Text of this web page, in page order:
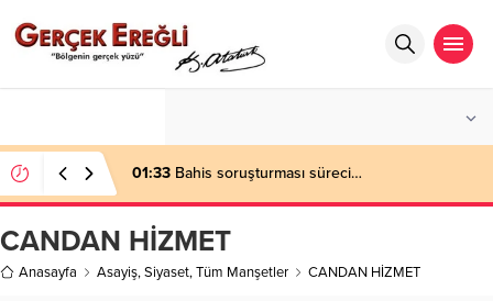
01:33 Bahis soruşturması süreci…
CANDAN HİZMET
Anasayfa Asayiş,Siyaset,Tüm Manşetler CANDAN HİZMET